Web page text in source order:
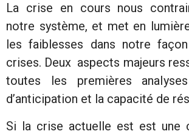
La crise en cours nous
notre système, et met en
les faiblesses dans notre
crises. Deux aspects majeurs
toutes les premières
d’anticipation et la capacité de
Si la crise actuelle est est une